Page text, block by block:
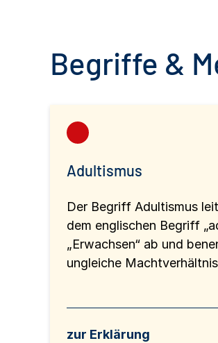
Begriffe &
Adultismus
Der Begriff Adultismus
dem englischen Begriff
„Erwachsen“ ab und
ungleiche
zur Erklärung